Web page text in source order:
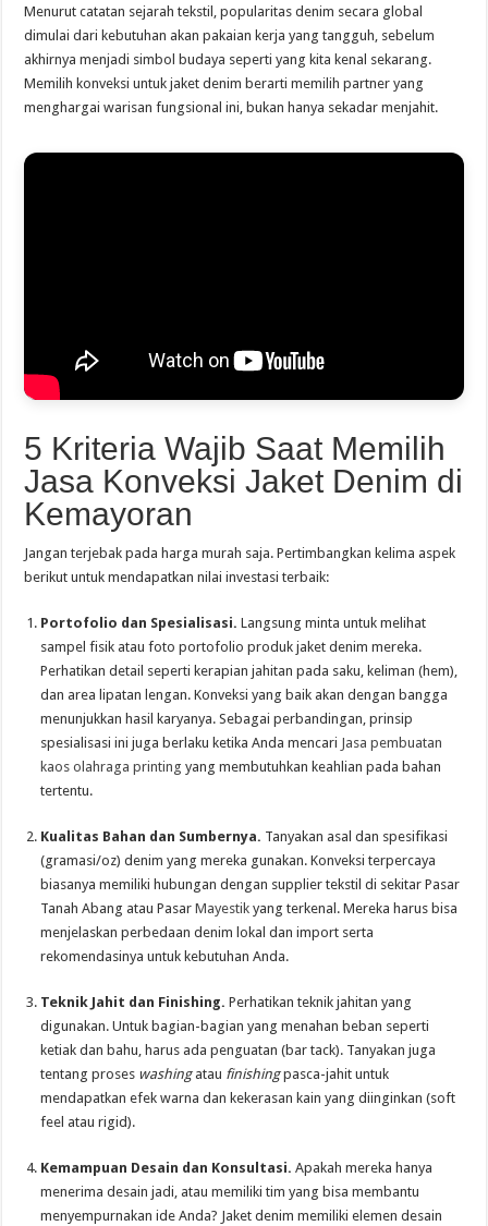
Menurut catatan sejarah tekstil, popularitas denim secara global
dimulai dari kebutuhan akan pakaian kerja yang tangguh, sebelum
akhirnya menjadi simbol budaya seperti yang kita kenal sekarang.
Memilih konveksi untuk jaket denim berarti memilih partner yang
menghargai warisan fungsional ini, bukan hanya sekadar menjahit.
5 Kriteria Wajib Saat Memilih
Jasa Konveksi Jaket Denim di
Kemayoran
Jangan terjebak pada harga murah saja. Pertimbangkan kelima aspek
berikut untuk mendapatkan nilai investasi terbaik:
Portofolio dan Spesialisasi. Langsung minta untuk melihat
sampel fisik atau foto portofolio produk jaket denim mereka.
Perhatikan detail seperti kerapian jahitan pada saku, keliman (hem),
dan area lipatan lengan. Konveksi yang baik akan dengan bangga
menunjukkan hasil karyanya. Sebagai perbandingan, prinsip
spesialisasi ini juga berlaku ketika Anda mencari Jasa pembuatan
kaos olahraga printing yang membutuhkan keahlian pada bahan
tertentu.
Kualitas Bahan dan Sumbernya. Tanyakan asal dan spesifikasi
(gramasi/oz) denim yang mereka gunakan. Konveksi terpercaya
biasanya memiliki hubungan dengan supplier tekstil di sekitar Pasar
Tanah Abang atau PasarMayestik yang terkenal. Mereka harus bisa
menjelaskan perbedaan denim lokal dan import serta
rekomendasinya untuk kebutuhan Anda.
Teknik Jahit dan Finishing. Perhatikan teknik jahitan yang
digunakan. Untuk bagian-bagian yang menahan beban seperti
ketiak dan bahu, harus ada penguatan (bar tack). Tanyakan juga
tentang proses washingatau finishingpasca-jahit untuk
mendapatkan efek warna dan kekerasan kain yang diinginkan (soft
feel atau rigid).
Kemampuan Desain dan Konsultasi. Apakah mereka hanya
menerima desain jadi, atau memiliki tim yang bisa membantu
menyempurnakan ide Anda? Jaket denim memiliki elemen desain